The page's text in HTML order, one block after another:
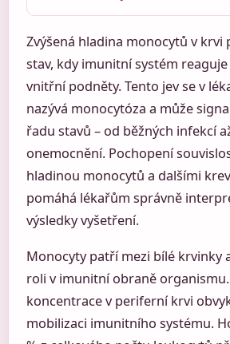
Zvýšená hladina monocytů v krvi
stav, kdy imunitní systém reaguje
vnitřní podněty. Tento jev se v
nazývá monocytóza a může
řadu stavů – od běžných infekcí
onemocnění. Pochopení
hladinou monocytů a dalšími
pomáhá lékařům správně
výsledky vyšetření.
Monocyty patří mezi bílé krvinky
roli v imunitní obraně organismu.
koncentrace v periferní krvi
mobilizaci imunitního systému.